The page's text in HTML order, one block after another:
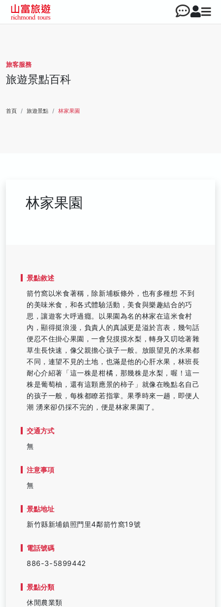
旅客服務
旅遊景點百科
首頁 旅遊景點 林家果園
林家果園
景點敘述
箭竹窩以米食著稱，除新埔粄條外，也有多種想 不到
的美味米食，和各式體驗活動，美食與樂趣結合的巧
思，讓遊客大呼過癮。以果園為名的林家在這米食村
內，顯得挺浪漫，負責人的真誠更是溢於言表，幾句話
便忍不住掛心果園，一會兒摸摸水梨，轉身又叨唸著雜
草生長快速，像父親擔心孩子一般。放眼望見的水果都
不同，連望不見的土地，也滿是他的心肝水果，林班長
耐心介紹著「這一株是柑橘，那幾株是水梨，喔！這一
株是葡萄柚，還有這顆應景的柿子」就像在晚點名自己
的孩子一般，每株都瞭若指掌。果季時來一趟，即便人
潮 湧來卻仍採不完的，便是林家果園了。
交通方式
無
注意事項
無
景點地址
新竹縣新埔鎮照門里4鄰箭竹窩19號
電話號碼
886-3-5899442
景點分類
休閒農業類